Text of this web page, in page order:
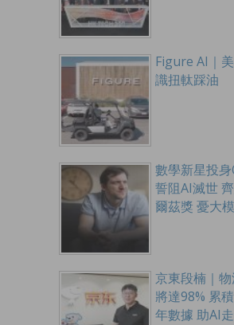
Figure AI｜
識扭軚踩油
數學新星投身
誓阻AI滅世
爾茲獎 憂大
京東段楠｜
將達98% 累
年數據 助AI